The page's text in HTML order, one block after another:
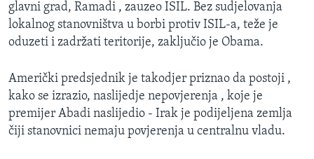
glavni grad, Ramadi , zauzeo ISIL. Bez sudjelovanja
lokalnog stanovništva u borbi protiv ISIL-a, teže je
oduzeti i zadržati teritorije, zaključio je Obama.
Američki predsjednik je takodjer priznao da postoji ,
kako se izrazio, naslijedje nepovjerenja , koje je
premijer Abadi naslijedio - Irak je podijeljena zemlja
čiji stanovnici nemaju povjerenja u centralnu vladu.